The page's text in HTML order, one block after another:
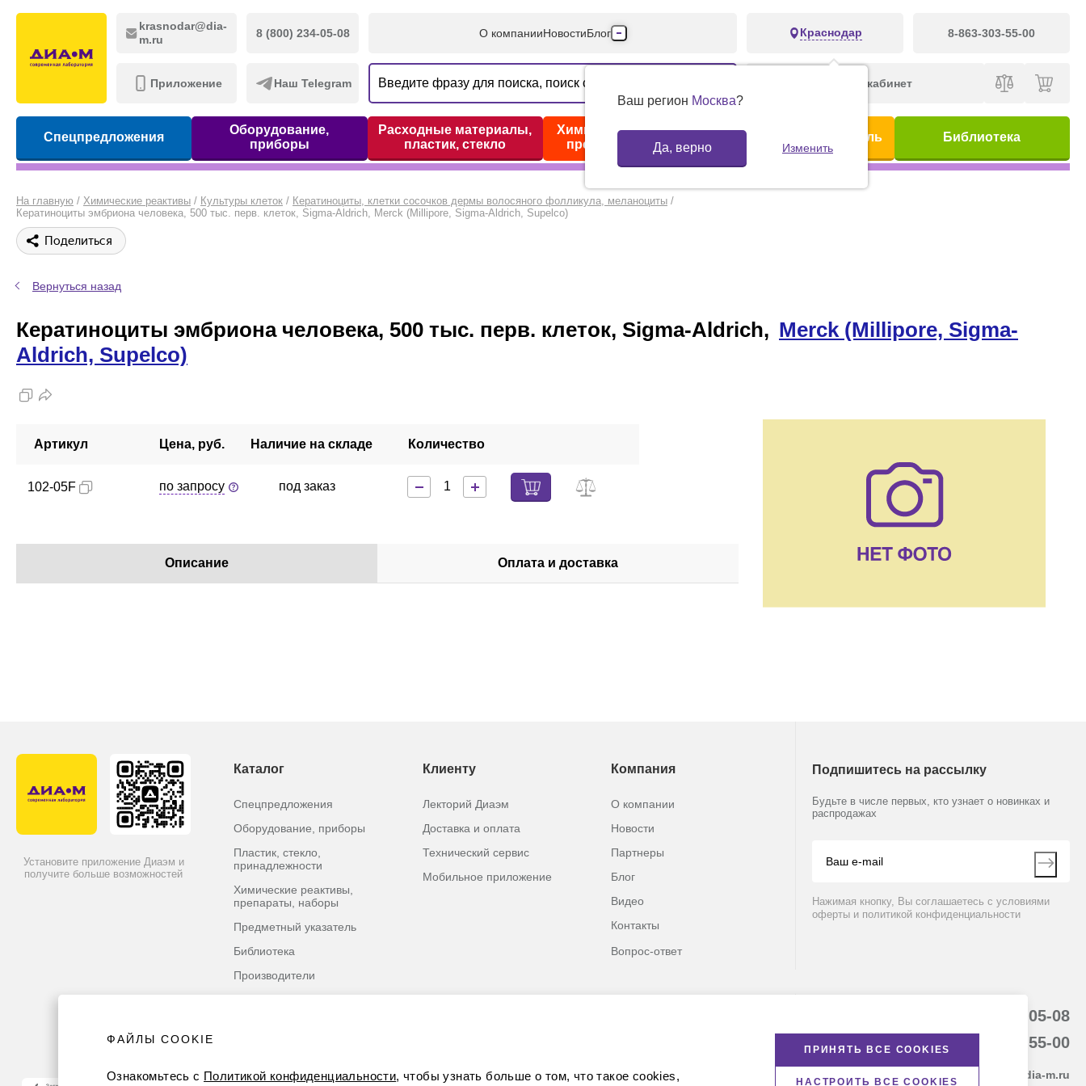
krasnodar@dia-
m.ru
8 (800) 234-05-08
Приложение Наш Telegram
О компанииНовостиБлог
Производители
Партнеры
Контакты
Краснодар 8-863-303-55-00
Ваш регион Москва?
Да, верно Изменить
Личный кабинет
Спецпредложения
Оборудование,
приборы
Расходные материалы,
пластик, стекло
Химические реактивы,
препараты, наборы
Предметный указатель Библиотека
На главную / Химические реактивы / Культуры клеток / Кератиноциты, клетки сосочков дермы волосяного фолликула, меланоциты /
Кератиноциты эмбриона человека, 500 тыс. перв. клеток, Sigma-Aldrich, Merck (Millipore, Sigma-Aldrich, Supelco)
Поделиться
Вернуться назад
Кератиноциты эмбриона человека, 500 тыс. перв. клеток, Sigma-Aldrich, Merck (Millipore, Sigma-
Aldrich, Supelco)
Артикул Цена, руб. Наличие на складе Количество
102-05F по запросу под заказ
Описание Оплата и доставка
Установите приложение Диаэм и
получите больше возможностей
Каталог
Спецпредложения
Оборудование, приборы
Пластик, стекло,
принадлежности
Химические реактивы,
препараты, наборы
Предметный указатель
Библиотека
Производители
Клиенту
Лекторий Диаэм
Доставка и оплата
Технический сервис
Мобильное приложение
Компания
О компании
Новости
Партнеры
Блог
Видео
Контакты
Вопрос-ответ
Подпишитесь на рассылку
Будьте в числе первых, кто узнает о новинках и
распродажах
Нажимая кнопку, Вы соглашаетесь с условиями
оферты и политикой конфиденциальности
8 (800) 234-05-08
8-863-303-55-00
krasnodar@dia-m.ru
ФАЙЛЫ COOKIE
Ознакомьтесь с Политикой конфиденциальности, чтобы узнать больше о том, что такое cookies,
ПРИНЯТЬ ВСЕ COOKIES
НАСТРОИТЬ ВСЕ COOKIES